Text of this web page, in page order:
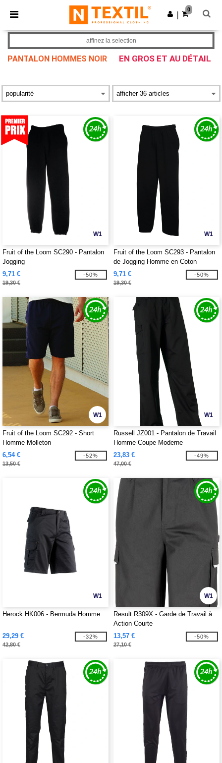
× Appli Ntextil
Meilleurs prix sur l’app !
Obtenir l'appli
0
PANTALON HOMMES NOIR EN GROS ET AU DÉTAIL
affinez la selection
W1
Fruit of the Loom SC290 - Pantalon
Jogging
9,71 €
19,30 €
-50%
W1
Fruit of the Loom SC293 - Pantalon
de Jogging Homme en Coton
9,71 €
19,30 €
-50%
W1
Fruit of the Loom SC292 - Short
Homme Molleton
6,54 €
13,50 €
-52%
W1
Russell JZ001 - Pantalon de Travail
Homme Coupe Moderne
23,83 €
47,00 €
-49%
W1
Herock HK006 - Bermuda Homme
29,29 €
42,80 €
-32%
W1
Result R309X - Garde de Travail à
Action Courte
13,57 €
27,10 €
-50%